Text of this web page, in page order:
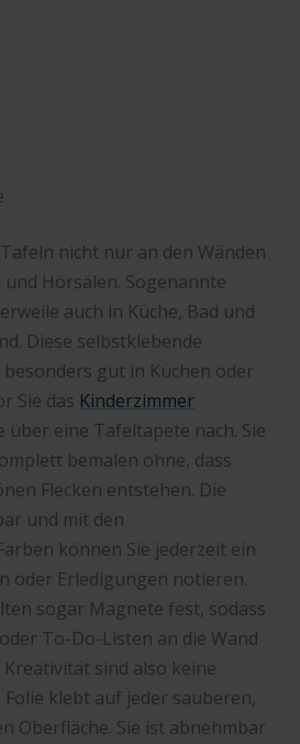
nicht nur an den Wänden
Hörsälen. Sogenannte
auch in Küche, Bad und
Diese selbstklebende
besonders gut in Küchen oder
Sie das Kinderzimmer
über eine Tafeltapete nach. Sie
bemalen ohne, dass
Flecken entstehen. Die
und mit den
können Sie jederzeit ein
oder Erledigungen notieren.
sogar Magnete fest, sodass
To-Do-Listen an die Wand
sind also keine
Folie klebt auf jeder sauberen,
Oberfläche. Sie ist abnehmbar